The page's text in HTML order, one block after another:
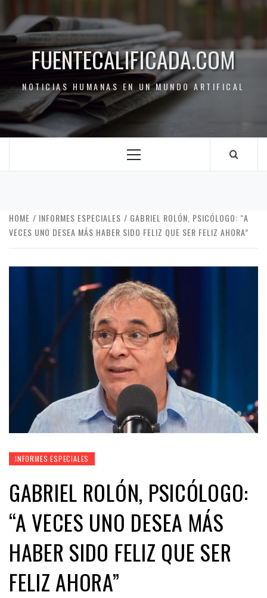
FUENTECALIFICADA.COM
NOTICIAS HUMANAS EN UN MUNDO ARTIFICAL
HOME INFORMES ESPECIALES
GABRIEL ROLÓN, PSICÓLOGO: “A
VECES UNO DESEA MÁS HABER SIDO FELIZ QUE SER FELIZ AHORA”
INFORMES ESPECIALES
GABRIEL ROLÓN, PSICÓLOGO:
“A VECES UNO DESEA MÁS
HABER SIDO FELIZ QUE SER
FELIZ AHORA”